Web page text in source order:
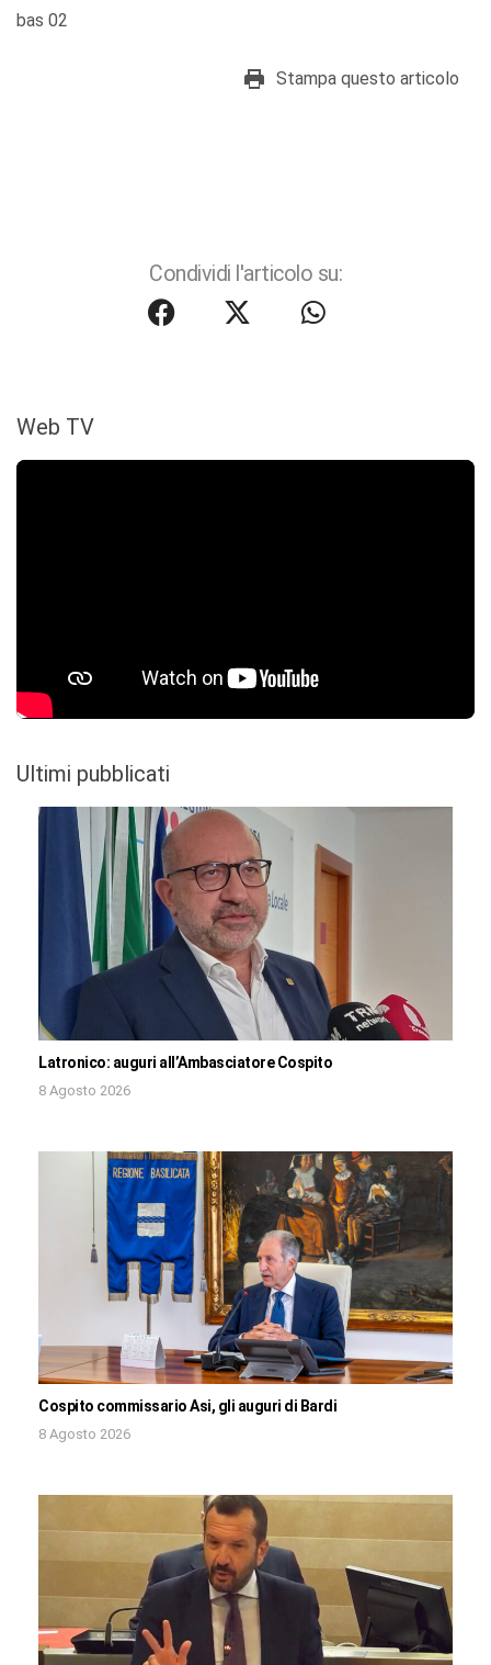
bas 02
Stampa questo articolo
Condividi l'articolo su:
Web TV
Ultimi pubblicati
Latronico: auguri all’Ambasciatore Cospito
8 Agosto 2026
Cospito commissario Asi, gli auguri di Bardi
8 Agosto 2026